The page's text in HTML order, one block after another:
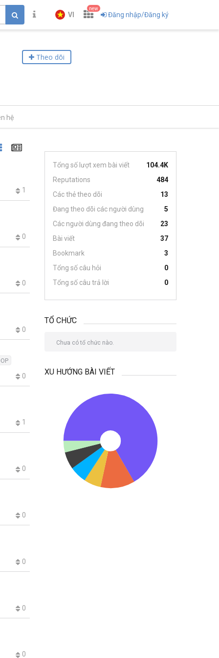
VI
new
Đăng nhập/Đăng ký
Theo dõi
hệ
1
0
0
0
0
1
0
0
0
0
0
Tổng số lượt xem bài viết
104.4K
Reputations
484
Các thẻ theo dõi
13
Đang theo dõi các người dùng
5
Các người dùng đang theo dõi
23
Bài viết
37
Bookmark
3
Tổng số câu hỏi
0
Tổng số câu trả lời
0
TỔ CHỨC
Chưa có tổ chức nào.
XU HƯỚNG BÀI VIẾT